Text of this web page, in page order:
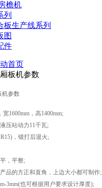
檐机
列
板生产线系列
图
件
板机参数
机参数
1600mm，高1400mm;
压站动力11千瓦;
，锻打后退火;
，平整;
品的方正和直角，上边大小都可制作;
3mm(也可根据用户要求设计厚度);